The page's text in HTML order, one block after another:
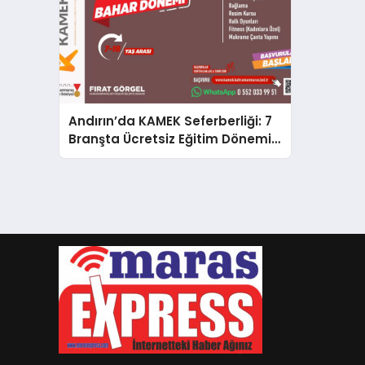
Andırın’da KAMEK Seferberliği: 7
Branşta Ücretsiz Eğitim Dönemi
Başladı!